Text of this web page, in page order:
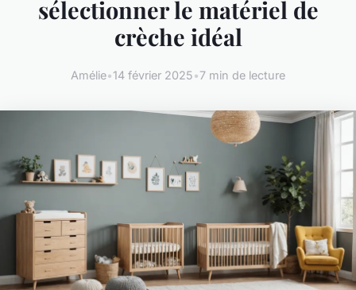
sélectionner le matériel de
crèche idéal
Amélie•14 février 2025•7 min de lecture